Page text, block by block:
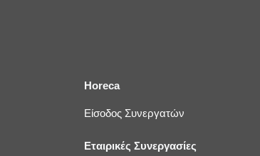
Horeca
Είσοδος Συνεργατών
Εταιρικές Συνεργασίες